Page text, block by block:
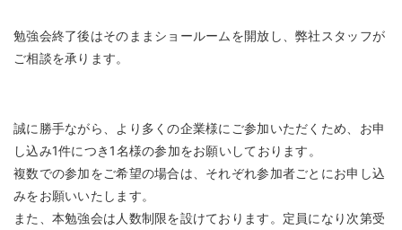
勉強会終了後はそのままショールームを開放し、弊社スタッフが
ご相談を承ります。
誠に勝手ながら、より多くの企業様にご参加いただくため、お申
し込み1件につき1名様の参加をお願いしております。
複数での参加をご希望の場合は、それぞれ参加者ごとにお申し込
みをお願いいたします。
また、本勉強会は人数制限を設けております。定員になり次第受